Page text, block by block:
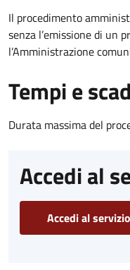
Il procedimento
senza l’emissione di un
l’Amministrazione
Tempi e
Durata massima del
Accedi al
Accedi al servizio